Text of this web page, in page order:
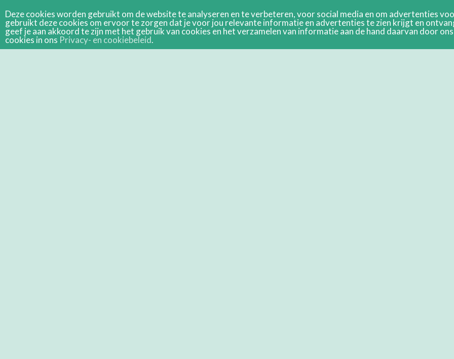
Deze cookies worden gebruikt om de website te analyseren en te verbeteren, voor social media en om advertenties
gebruikt deze cookies om ervoor te zorgen dat je voor jou relevante informatie en advertenties te zien krijgt en
geef je aan akkoord te zijn met het gebruik van cookies en het verzamelen van informatie aan de hand daarvan door
cookies in ons Privacy- en cookiebeleid.